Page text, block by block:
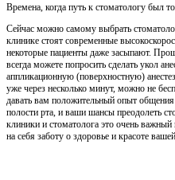
Времена, когда путь к стоматологу был
Сейчас можно самому выбрать
клинике стоят современные
некоторые пациенты даже засыпают.
всегда можете попросить сделать укол
аппликационную (поверхностную)
уже через несколько минут, можно не
давать вам положительный опыт
полости рта, и ваши шансы преодолеть
клиники и стоматолога это очень
на себя заботу о здоровье и красоте